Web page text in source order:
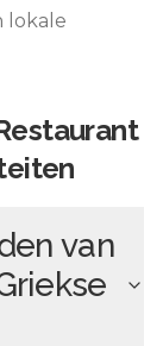
lokale
van